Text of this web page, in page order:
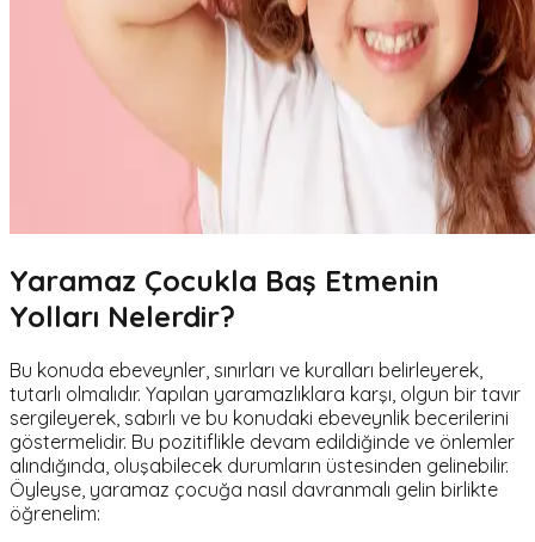
Yaramaz Çocukla Baş Etmenin
Yolları Nelerdir?
Bu konuda ebeveynler, sınırları ve kuralları belirleyerek,
tutarlı olmalıdır. Yapılan yaramazlıklara karşı, olgun bir tavır
sergileyerek, sabırlı ve bu konudaki ebeveynlik becerilerini
göstermelidir. Bu pozitiflikle devam edildiğinde ve önlemler
alındığında, oluşabilecek durumların üstesinden gelinebilir.
Öyleyse, yaramaz çocuğa nasıl davranmalı gelin birlikte
öğrenelim: